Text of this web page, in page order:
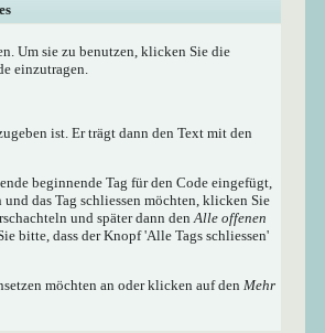
Um sie zu benutzen, klicken Sie die
einzutragen.
ist. Er trägt dann den Text mit den
beginnende Tag für den Code eingefügt,
das Tag schliessen möchten, klicken Sie
und später dann denAlle offenen
bitte, dass der Knopf 'Alle Tags schliessen'
möchten an oder klicken auf den Mehr